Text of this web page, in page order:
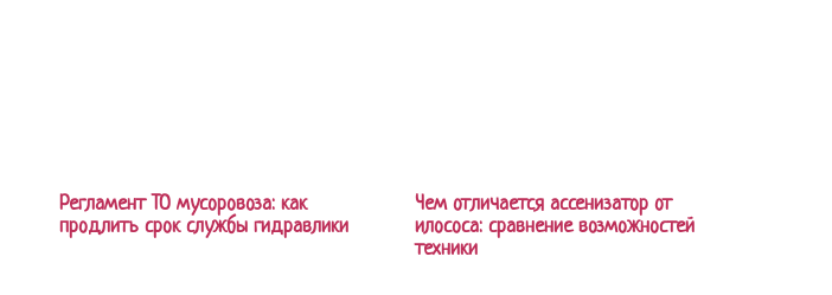
Регламент ТО мусоровоза: как
продлить срок службы гидравлики
Чем отличается ассенизатор от
илососа: сравнение возможностей
техники